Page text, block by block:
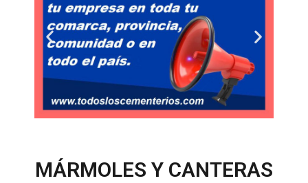
MÁRMOLES Y CANTERAS